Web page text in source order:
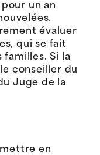
un an
évaluer
qui se fait
familles. Si la
conseiller du
Juge de la
en